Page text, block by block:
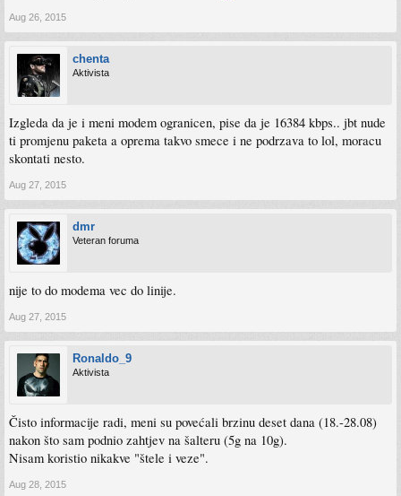
Aug 26, 2015
chenta
Aktivista
Izgleda da je i meni modem ogranicen, pise da je 16384 kbps.. jbt nude
ti promjenu paketa a oprema takvo smece i ne podrzava to lol, moracu
skontati nesto.
Aug 27, 2015
dmr
Veteran foruma
nije to do modema vec do linije.
Aug 27, 2015
Ronaldo_9
Aktivista
Čisto informacije radi, meni su povećali brzinu deset dana (18.-28.08)
nakon što sam podnio zahtjev na šalteru (5g na 10g).
Nisam koristio nikakve "štele i veze".
Aug 28, 2015